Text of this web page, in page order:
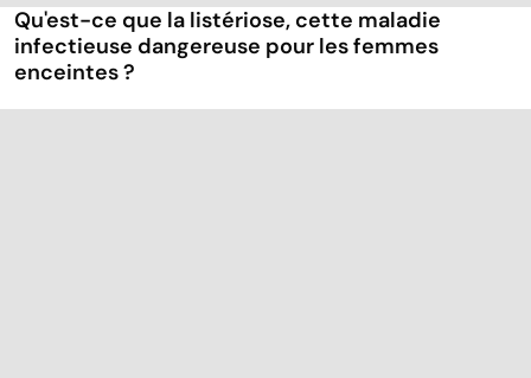
Qu'est-ce que la listériose, cette maladie
infectieuse dangereuse pour les femmes
enceintes ?